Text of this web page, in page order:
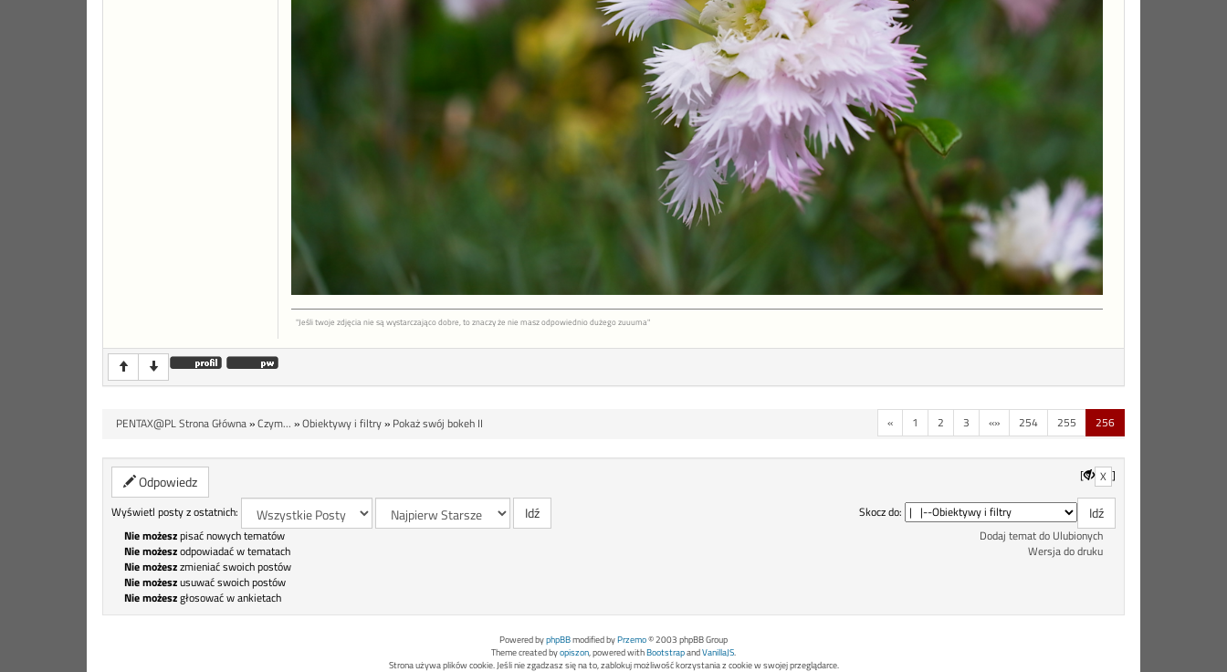
"Jeśli twoje zdjęcia nie są wystarczająco dobre, to znaczy że nie masz odpowiednio dużego zuuuma"
« 1 2 3 «» 254 255 256
PENTAX@PL Strona Główna»Czym... »Obiektywy i filtry» Pokaż swój bokeh II
Odpowiedz [ X ]
Wyświetl posty z ostatnich:
Skocz do:
Nie możeszpisać nowych tematów
Nie możeszodpowiadać w tematach
Nie możeszzmieniać swoich postów
Nie możeszusuwać swoich postów
Nie możeszgłosować w ankietach
Dodaj temat do Ulubionych
Wersja do druku
Powered byphpBBmodified byPrzemo© 2003 phpBB Group
Theme created byopiszon, powered withBootstrapandVanillaJS.
Strona używa plików cookie. Jeśli nie zgadzasz się na to, zablokuj możliwość korzystania z cookie w swojej przeglądarce.